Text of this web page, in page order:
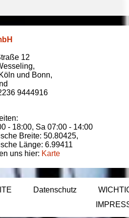
12
,
Köln und Bonn,
9444916
- 18:00, Sa 07:00 - 14:00
Breite: 50.80425,
Länge: 6.99411
uns hier: Karte
Datenschutz